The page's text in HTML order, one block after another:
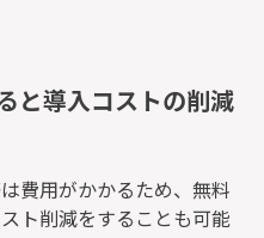
と導入コストの削減
費用がかかるため、無料
ト削減をすることも可能